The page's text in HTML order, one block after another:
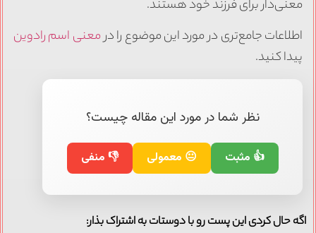
معنی‌دار برای فرزند خود هستند.
اطلاعات جامع‌تری در مورد این موضوع را درمعنی اسم رادوین
پیدا کنید.
نظر شما در مورد این مقاله چیست؟
👍 مثبت 😐 معمولی 👎 منفی
اگه حال کردی این پست رو با دوستات به اشتراک بذار: